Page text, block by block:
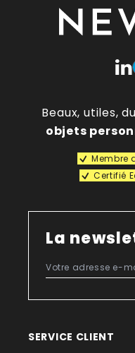
Beaux, utiles,
objets
Membre
Certifié
La
SERVICE CLIENT